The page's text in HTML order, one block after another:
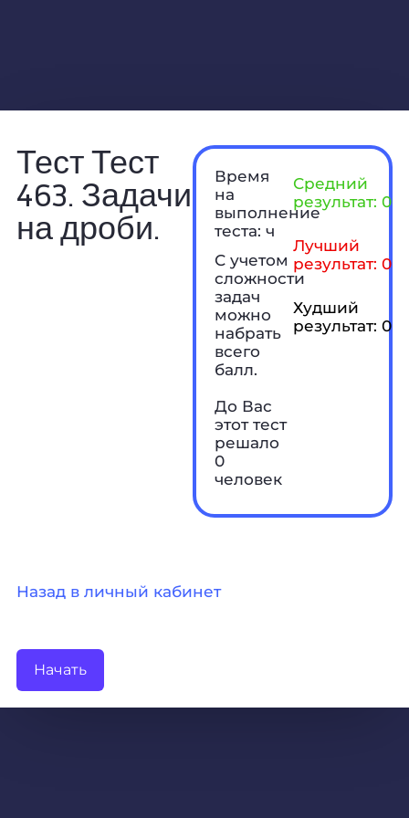
Тест Тест
463. Задачи
на дроби.
Время
на
выполнение
теста: ч
С учетом
сложности
задач
можно
набрать
всего
балл.
До Вас
этот тест
решало
0
человек
Средний
результат: 0
Лучший
результат: 0
Худший
результат: 0
Назад в личный кабинет
Начать